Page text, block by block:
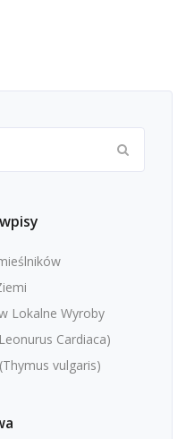
Lokalne Wyroby
Cardiaca)
vulgaris)